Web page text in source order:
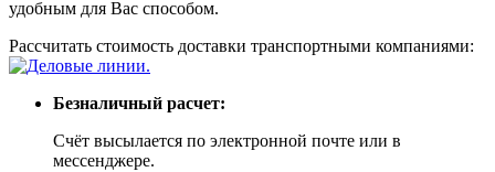
удобным для Вас способом.
Рассчитать стоимость доставки транспортными компаниями:
Безналичный расчет:
Счёт высылается по электронной почте или в
мессенджере.